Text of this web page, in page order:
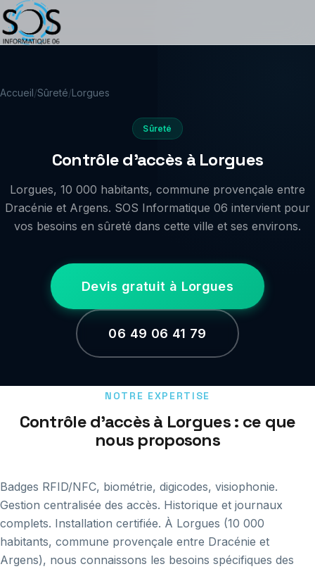
Accueil/Sûreté/Lorgues
Sûreté
Contrôle d'accès à Lorgues
Lorgues, 10 000 habitants, commune provençale entre
Dracénie et Argens. SOS Informatique 06 intervient pour
vos besoins en sûreté dans cette ville et ses environs.
Devis gratuit à Lorgues
06 49 06 41 79
NOTRE EXPERTISE
Contrôle d'accès à Lorgues : ce que
nous proposons
Badges RFID/NFC, biométrie, digicodes, visiophonie.
Gestion centralisée des accès. Historique et journaux
complets. Installation certifiée. À Lorgues (10 000
habitants, commune provençale entre Dracénie et
Argens), nous connaissons les besoins spécifiques des